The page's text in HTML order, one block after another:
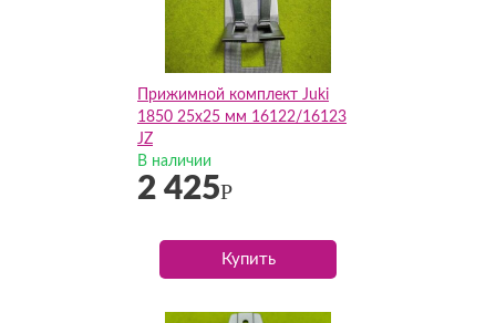
Прижимной комплект Juki
1850 25х25 мм 16122/16123
JZ
В наличии
2 425Р
Купить